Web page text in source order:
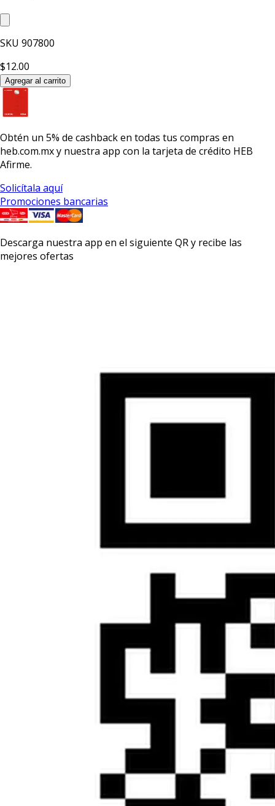
SKU 907800
$12.00
Agregar al carrito
Obtén un 5% de cashbacken todas tus compras en
heb.com.mx y nuestra app con la tarjeta de crédito HEB
Afirme.
Solicítala aquí
Promociones bancarias
Descarga nuestra app en el siguiente QR y recibe las
mejores ofertas